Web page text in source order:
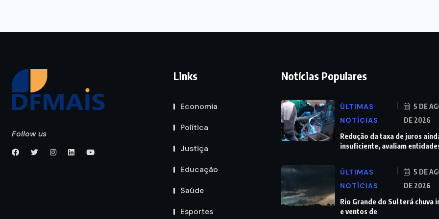
Follow us
Links
Economia
Política
Justiça
Educação
Saúde
Esportes
Notícias Populares
ÚLTIMAS
NOTÍCIAS
5 DE
DE 2026
Redução da taxa de juros
insuficiente, avaliam
ÚLTIMAS
NOTÍCIAS
5 DE
DE 2026
Rio Grande do Sul terá chuva
e ventos de